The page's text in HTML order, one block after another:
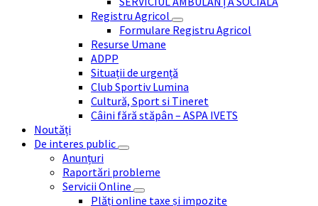
Registru Agricol
Formulare Registru Agricol
Resurse Umane
ADPP
Situații de urgență
Club Sportiv Lumina
Cultură, Sport si Tineret
Câini fără stăpân – ASPA IVETS
Noutăți
De interes public
Anunțuri
Raportări probleme
Servicii Online
Plăți online taxe și impozite